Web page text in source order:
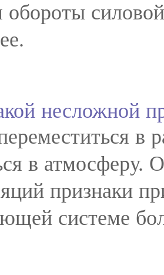
несложной
в
в
признаки
системе